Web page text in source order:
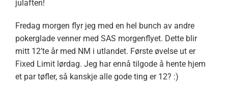
julaften!
Fredag morgen flyr jeg med en hel bunch av andre
pokerglade venner med SAS morgenflyet. Dette blir
mitt 12’te år med NM i utlandet. Første øvelse ut er
Fixed Limit lørdag. Jeg har ennå tilgode å hente hjem
et par tøfler, så kanskje alle gode ting er 12? :)